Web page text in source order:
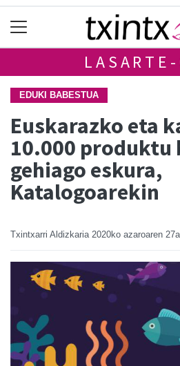
EDUKI BABESTUA
Euskarazko eta
10.000 produktu
gehiago eskura,
Katalogoarekin
Txintxarri Aldizkaria 2020ko azaroaren 27a